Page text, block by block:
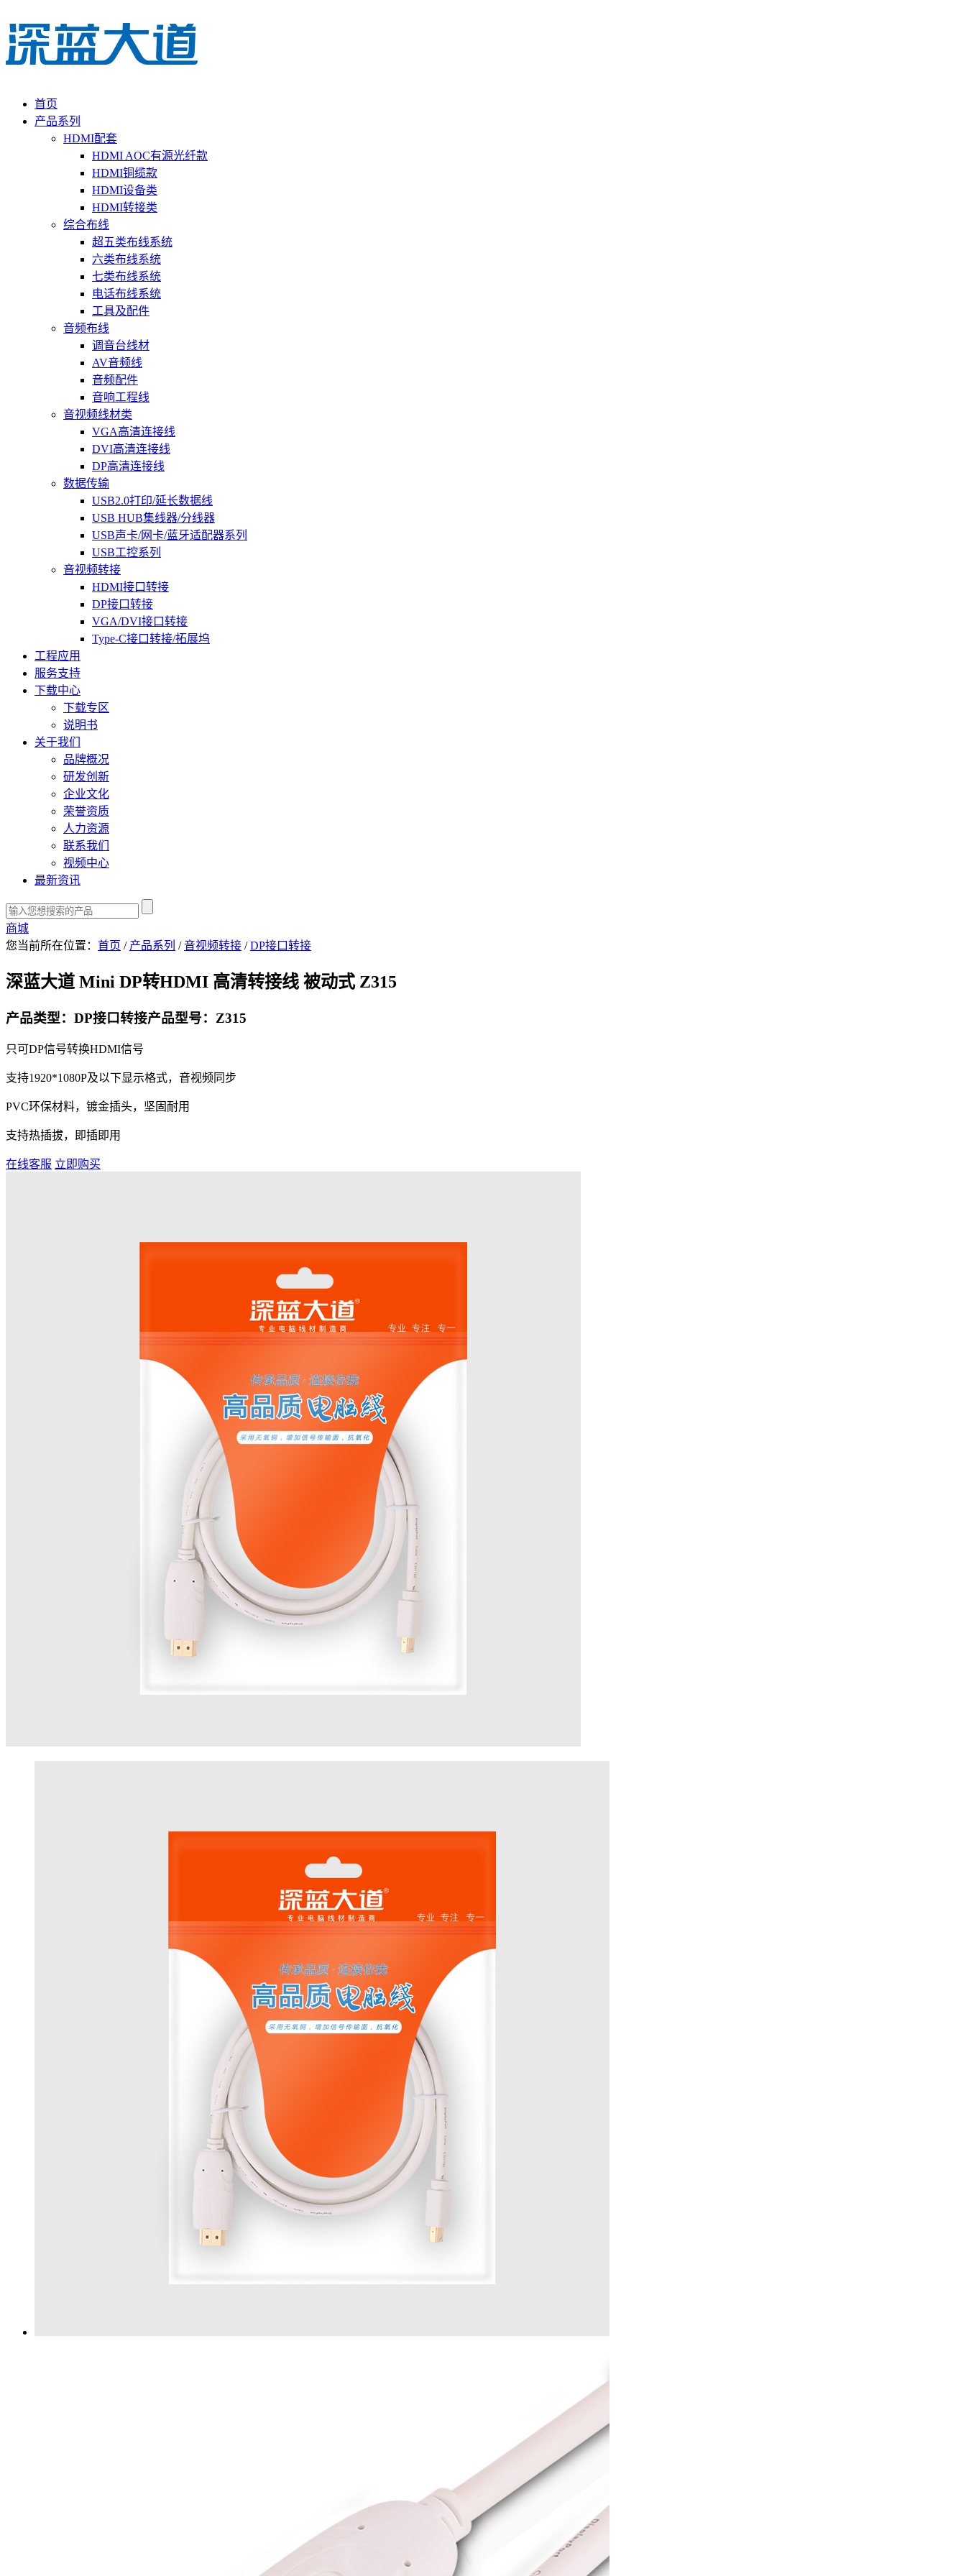
首页
产品系列
HDMI配套
HDMI AOC有源光纤款
HDMI铜缆款
HDMI设备类
HDMI转接类
综合布线
超五类布线系统
六类布线系统
七类布线系统
电话布线系统
工具及配件
音频布线
调音台线材
AV音频线
音频配件
音响工程线
音视频线材类
VGA高清连接线
DVI高清连接线
DP高清连接线
数据传输
USB2.0打印/延长数据线
USB HUB集线器/分线器
USB声卡/网卡/蓝牙适配器系列
USB工控系列
音视频转接
HDMI接口转接
DP接口转接
VGA/DVI接口转接
Type-C接口转接/拓展坞
工程应用
服务支持
下载中心
下载专区
说明书
关于我们
品牌概况
研发创新
企业文化
荣誉资质
人力资源
联系我们
视频中心
最新资讯
商城
您当前所在位置： 首页 / 产品系列 /音视频转接 /DP接口转接
深蓝大道 Mini DP转HDMI 高清转接线 被动式 Z315
产品类型：DP接口转接产品型号：Z315
只可DP信号转换HDMI信号
支持1920*1080P及以下显示格式，音视频同步
PVC环保材料，镀金插头，坚固耐用
支持热插拔，即插即用
在线客服 立即购买